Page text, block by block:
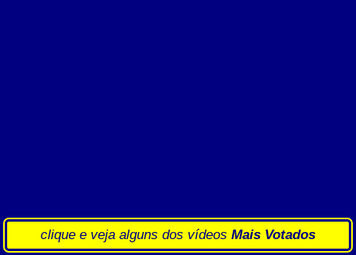
clique e veja alguns dos vídeos Mais Votados